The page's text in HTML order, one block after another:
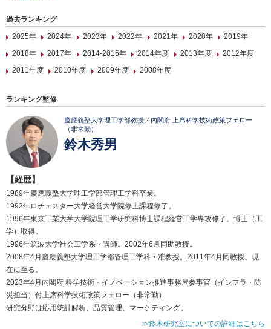
過去ランキング
2025年
2024年 2023年 2022年 2021年 2020年
2019年
2018年
2017年 2014-2015年 2014年度 2013年度
2012年度
2011年度
2010年度 2009年度 2008年度
ランキング監修
慶應義塾大学理工学部教授／内閣府 上席科学技術政策フェロー
（非常勤）
鈴木秀男
【経歴】
1989年慶應義塾大学理工学部管理工学科卒業。
1992年ロチェスター大学経営大学院修士課程修了。
1996年東京工業大学大学院理工学研究科博士課程経営工学専攻修了。博士（工
学）取得。
1996年筑波大学社会工学系・講師。2002年6月同助教授。
2008年4月慶應義塾大学理工学部管理工学科・准教授。2011年4月同教授、現
在に至る。
2023年4月内閣府 科学技術・イノベーション推進事務局参事官（インフラ・防
災担当）付上席科学技術政策フェロー（非常勤）
研究分野は応用統計解析、品質管理、マーケティング。
≫鈴木研究室についての詳細はこちら